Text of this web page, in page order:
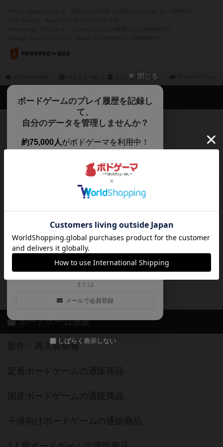
とどくんかぼちゃん
閉じる
ボードゲームのプレイ履歴を記録し
て、
自分のデータを管理しませんか？
約75,000人がボドゲーマを利用中！
遊んだボードゲームを記録する
気になるゲームのレビューを読む
お気に入り作品・所有リストの共
ログイン / 会員登録（10秒）
Google X
Apple Facebook
または
メールで会員登録
しばらく表示しない
ボドゲーマTOP
ボードゲームを検索する
ボードゲームの新着レビュー
ボードゲーム会情報
掲示板・トピックス
ボドとも・会員一覧
ボードゲーム業界コラム
ボドゲーマご利用案内
ボードゲーム通販
新作・再入荷情報
定番ボードゲームの通販商品
国産ボードゲームの通販商品
子供向けボードゲームの通販商品